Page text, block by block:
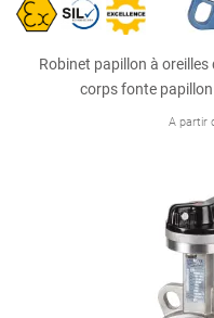
Robinet papillon à oreilles
corps fonte
A partir